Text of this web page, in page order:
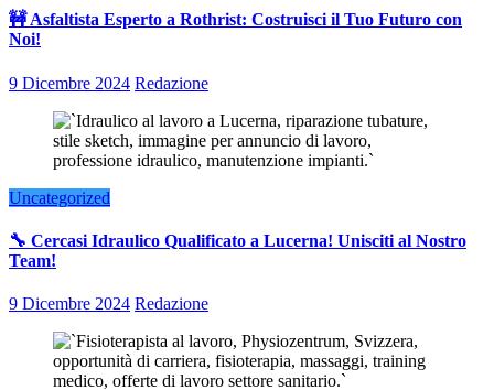
🚧 Asfaltista Esperto a Rothrist: Costruisci il Tuo Futuro con
Noi!
9 Dicembre 2024 Redazione
Uncategorized
🔧 Cercasi Idraulico Qualificato a Lucerna! Unisciti al Nostro
Team!
9 Dicembre 2024 Redazione